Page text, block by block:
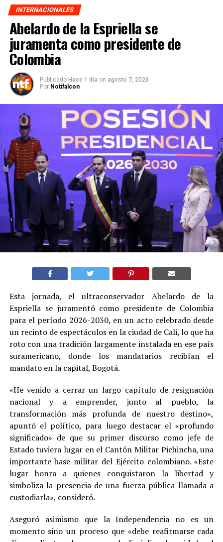
INTERNACIONALES
Abelardo de la Espriella se
juramenta como presidente de
Colombia
Publicado Hace 1 día on agosto 7, 2026
Por Notifalcon
Esta jornada, el ultraconservador Abelardo de la
Espriella se juramentó como presidente de Colombia
para el período 2026-2030, en un acto celebrado desde
un recinto de espectáculos en la ciudad de Cali, lo que ha
roto con una tradición largamente instalada en ese país
suramericano, donde los mandatarios recibían el
mandato en la capital, Bogotá.
«He venido a cerrar un largo capítulo de resignación
nacional y a emprender, junto al pueblo, la
transformación más profunda de nuestro destino»,
apuntó el político, para luego destacar el «profundo
significado» de que su primer discurso como jefe de
Estado tuviera lugar en el Cantón Militar Pichincha, una
importante base militar del Ejército colombiano. «Este
lugar honra a quienes conquistaron la libertad y
simboliza la presencia de una fuerza pública llamada a
custodiarla», consideró.
Aseguró asimismo que la Independencia no es un
momento sino un proceso que «debe reafirmarse cada